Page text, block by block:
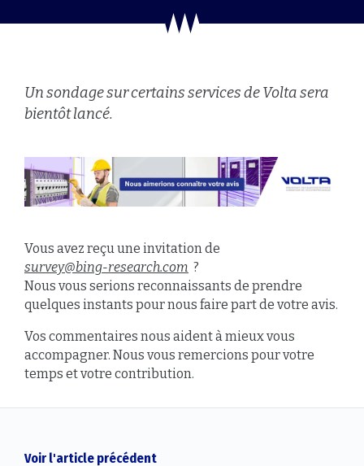
Un sondage sur certains services de Volta sera
bientôt lancé.
Vous avez reçu une invitation de
survey@bing-research.com ?
Nous vous serions reconnaissants de prendre
quelques instants pour nous faire part de votre avis.
Vos commentaires nous aident à mieux vous
accompagner. Nous vous remercions pour votre
temps et votre contribution.
Voir l'article précédent